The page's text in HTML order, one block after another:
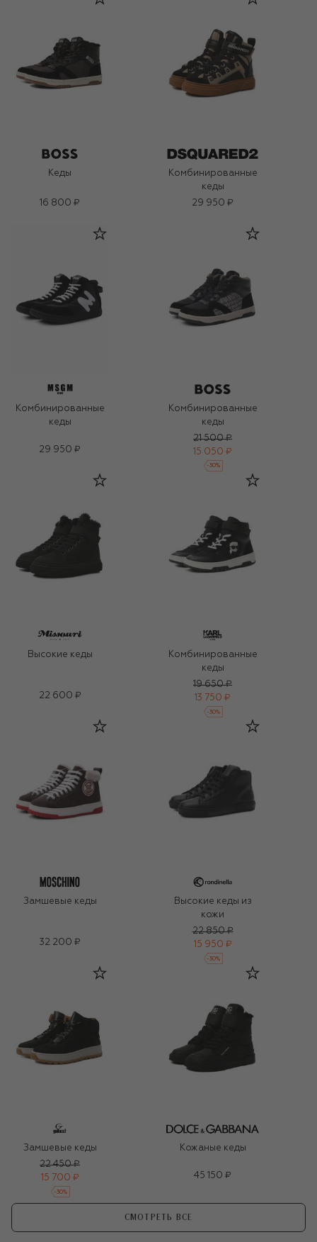
Кеды
16 800 ₽
Комбинированные
кеды
29 950 ₽
Комбинированные
кеды
29 950 ₽
Комбинированные
кеды
21 500 ₽
15 050 ₽
-30%
Высокие кеды
22 600 ₽
Комбинированные
кеды
19 650 ₽
13 750 ₽
-30%
Замшевые кеды
32 200 ₽
Высокие кеды из
кожи
22 850 ₽
15 950 ₽
-30%
Замшевые кеды
22 450 ₽
15 700 ₽
-30%
Кожаные кеды
45 150 ₽
СМОТРЕТЬ ВСЕ